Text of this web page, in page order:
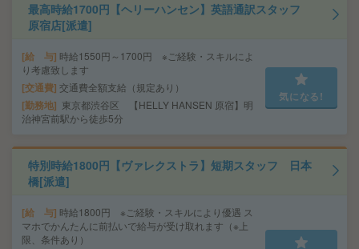
最高時給1700円【ヘリーハンセン】英語通訳スタッフ
原宿店[派遣]
給 与 時給1550円～1700円 ※ご経験・スキルによ
り考慮致します
交通費 交通費全額支給（規定あり）
勤務地
東京都渋谷区 【HELLY HANSEN 原宿】明
治神宮前駅から徒歩5分
気になる!
特別時給1800円【ヴァレクストラ】短期スタッフ 日本
橋[派遣]
給 与 時給1800円 ※ご経験・スキルにより優遇 ス
マホでかんたんに前払いで給与が受け取れます（※上
限、条件あり）